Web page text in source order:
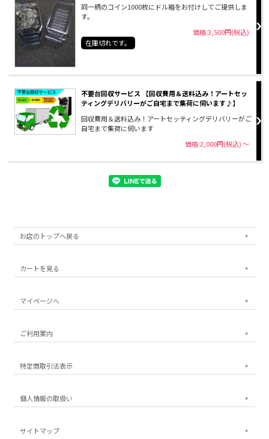
同一柄のコイン1000枚にドル箱をお付けしてご提供しま
す。
価格:3,500円(税込)
在庫切れです。
不要台回収サービス 【回収費用＆送料込み！アートセッ
ティングデリバリーがご自宅まで集荷に伺います♪】
回収費用＆送料込み！アートセッティングデリバリーがご
自宅まで集荷に伺います
価格:2,000円(税込)～
お店のトップへ戻る
カートを見る
マイページへ
ご利用案内
特定商取引法表示
個人情報の取扱い
サイトマップ